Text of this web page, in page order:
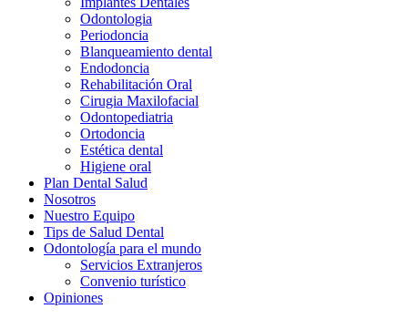
Odontologia
Periodoncia
Blanqueamiento dental
Endodoncia
Rehabilitación Oral
Cirugia Maxilofacial
Odontopediatria
Ortodoncia
Estética dental
Higiene oral
Plan Dental Salud
Nosotros
Nuestro Equipo
Tips de Salud Dental
Odontología para el mundo
Servicios Extranjeros
Convenio turístico
Opiniones